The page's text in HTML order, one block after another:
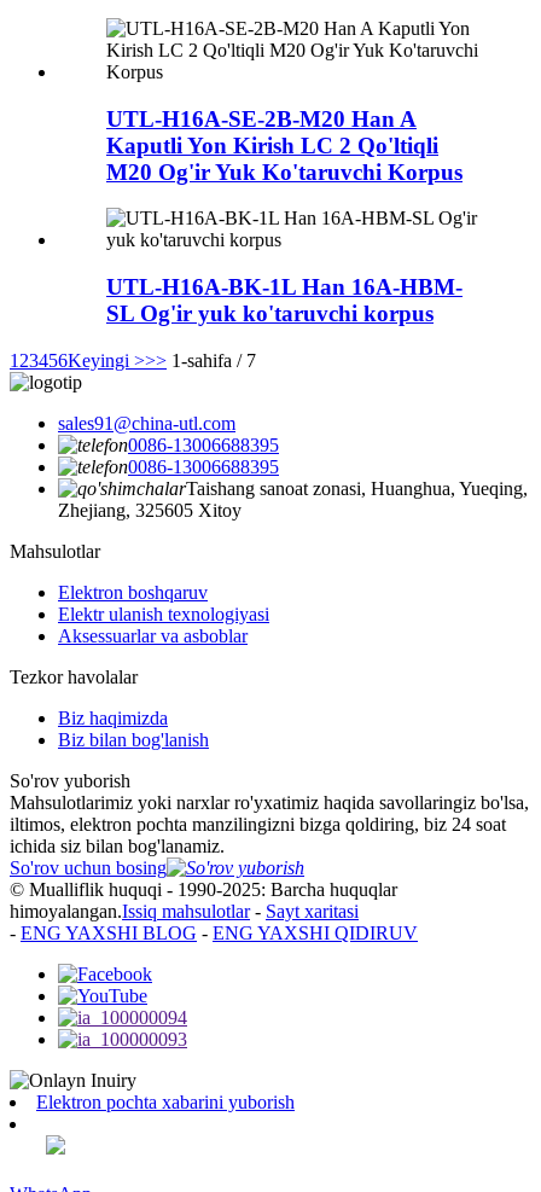
UTL-H16A-SE-2B-M20 Han A
Kaputli Yon Kirish LC 2 Qo'ltiqli
M20 Og'ir Yuk Ko'taruvchi Korpus
UTL-H16A-BK-1L Han 16A-HBM-
SL Og'ir yuk ko'taruvchi korpus
1 23456Keyingi >>> 1-sahifa / 7
sales91@china-utl.com
0086-13006688395
0086-13006688395
Taishang sanoat zonasi, Huanghua, Yueqing,
Zhejiang, 325605 Xitoy
Mahsulotlar
Elektron boshqaruv
Elektr ulanish texnologiyasi
Aksessuarlar va asboblar
Tezkor havolalar
Biz haqimizda
Biz bilan bog'lanish
So'rov yuborish
Mahsulotlarimiz yoki narxlar ro'yxatimiz haqida savollaringiz bo'lsa,
iltimos, elektron pochta manzilingizni bizga qoldiring, biz 24 soat
ichida siz bilan bog'lanamiz.
So'rov uchun bosing
© Mualliflik huquqi - 1990-2025: Barcha huquqlar
himoyalangan.Issiq mahsulotlar- Sayt xaritasi
- ENG YAXSHI BLOG - ENG YAXSHI QIDIRUV
Elektron pochta xabarini yuborish